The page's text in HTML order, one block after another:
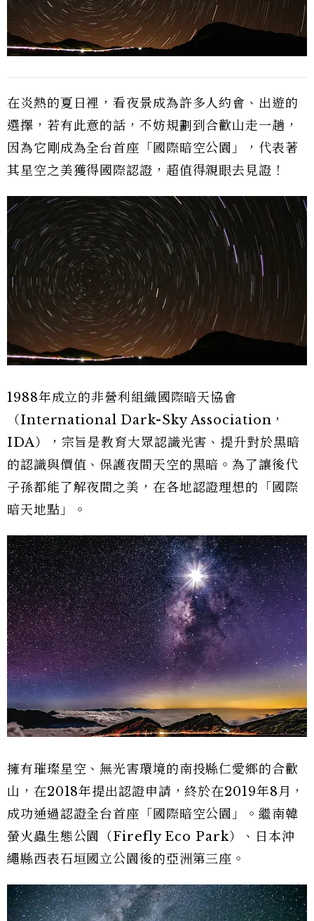
在炎熱的夏日裡，看夜景成為許多人約會、出遊的
選擇，若有此意的話，不妨規劃到合歡山走一趟，
因為它剛成為全台首座「國際暗空公園」，代表著
其星空之美獲得國際認證，超值得親眼去見證！
1988年成立的非營利組織國際暗天協會
（International Dark-Sky Association，
IDA），宗旨是教育大眾認識光害、提升對於黑暗
的認識與價值、保護夜間天空的黑暗。為了讓後代
子孫都能了解夜間之美，在各地認證理想的「國際
暗天地點」。
擁有璀璨星空、無光害環境的南投縣仁愛鄉的合歡
山，在2018年提出認證申請，終於在2019年8月，
成功通過認證全台首座「國際暗空公園」。繼南韓
螢火蟲生態公園（Firefly Eco Park）、日本沖
繩縣西表石垣國立公園後的亞洲第三座。